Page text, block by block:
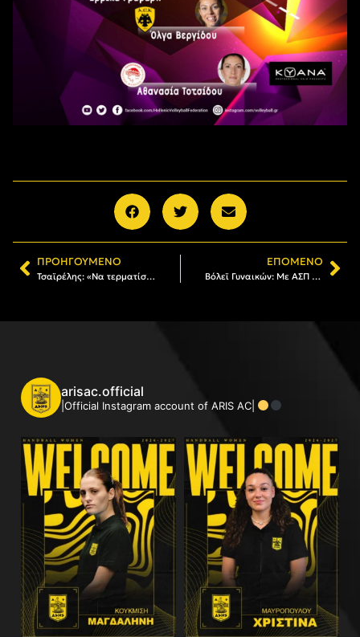
ΠΡΟΗΓΟΎΜΕΝΟ
Τσαϊρέλης: «Να τερματίσουμε όσο πιο ψηλά μπορούμε»
ΕΠΌΜΕΝΟ
Βόλεϊ Γυναικών: Με ΑΣΠ Θέτις για τη 13η νίκη ο ΑΡΗΣ (05/01)
arisac.official
|Official Instagram account of ARIS AC|